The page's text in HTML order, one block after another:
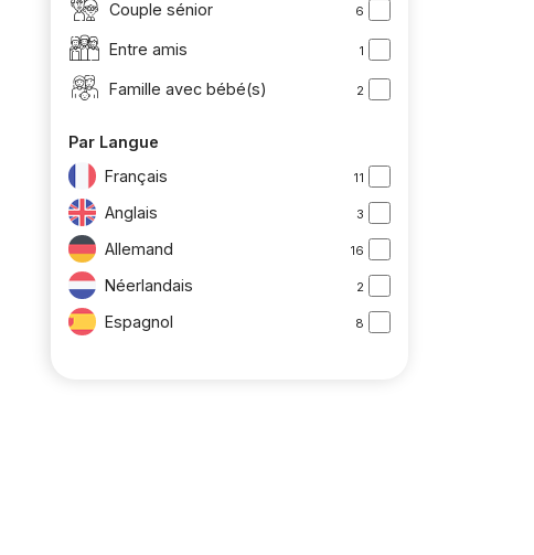
Couple sénior 6
Entre amis 1
Famille avec bébé(s) 2
Par Langue
Français
11
Anglais 3
Allemand 16
Néerlandais 2
Espagnol 8